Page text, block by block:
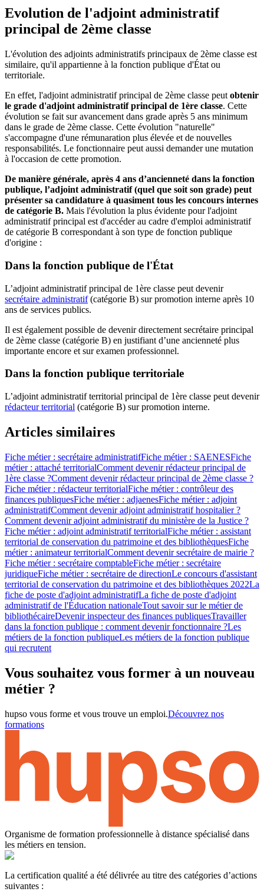
Evolution de l'adjoint administratif
principal de 2ème classe
L'évolution des adjoints administratifs principaux de 2ème classe est
similaire, qu'il appartienne à la fonction publique d'État ou
territoriale.
En effet, l'adjoint administratif principal de 2ème classe peut obtenir
le grade d'adjoint administratif principal de 1ère classe. Cette
évolution se fait sur avancement dans grade après 5 ans minimum
dans le grade de 2ème classe. Cette évolution "naturelle"
s'accompagne d'une rémunaration plus élevée et de nouvelles
responsabilités. Le fonctionnaire peut aussi demander une mutation
à l'occasion de cette promotion.
De manière générale, après 4 ans d’ancienneté dans la fonction
publique, l’adjoint administratif (quel que soit son grade) peut
présenter sa candidature à quasiment tous les concours internes
de catégorie B. Mais l'évolution la plus évidente pour l'adjoint
administratif principal est d'accéder au cadre d'emploi administratif
de catégorie B correspondant à son type de fonction publique
d'origine :
Dans la fonction publique de l'État
L’adjoint administratif principal de 1ère classe peut devenir
secrétaire administratif(catégorie B) sur promotion interne après 10
ans de services publics.
Il est également possible de devenir directement secrétaire principal
de 2ème classe (catégorie B) en justifiant d’une ancienneté plus
importante encore et sur examen professionnel.
Dans la fonction publique territoriale
L’adjoint administratif territorial principal de 1ère classe peut devenir
rédacteur territorial (catégorie B) sur promotion interne.
Articles similaires
Fiche métier : secrétaire administratifFiche métier : SAENESFiche
métier : attaché territorialComment devenir rédacteur principal de
1ère classe ?Comment devenir rédacteur principal de 2ème classe ?
Fiche métier : rédacteur territorialFiche métier : contrôleur des
finances publiquesFiche métier : adjaenesFiche métier : adjoint
administratifComment devenir adjoint administratif hospitalier ?
Comment devenir adjoint administratif du ministère de la Justice ?
Fiche métier : adjoint administratif territorialFiche métier : assistant
territorial de conservation du patrimoine et des bibliothèquesFiche
métier : animateur territorialComment devenir secrétaire de mairie ?
Fiche métier : secrétaire comptableFiche métier : secrétaire
juridiqueFiche métier : secrétaire de directionLe concours d'assistant
territorial de conservation du patrimoine et des bibliothèques 2022La
fiche de poste d'adjoint administratifLa fiche de poste d'adjoint
administratif de l'Éducation nationaleTout savoir sur le métier de
bibliothécaireDevenir inspecteur des finances publiquesTravailler
dans la fonction publique : comment devenir fonctionnaire ?Les
métiers de la fonction publiqueLes métiers de la fonction publique
qui recrutent
Vous souhaitez vous former à un nouveau
métier ?
hupso vous forme et vous trouve un emploi.Découvrez nos
formations
Organisme de formation professionnelle à distance spécialisé dans
les métiers en tension.
La certification qualité a été délivrée au titre des catégories d’actions
suivantes :